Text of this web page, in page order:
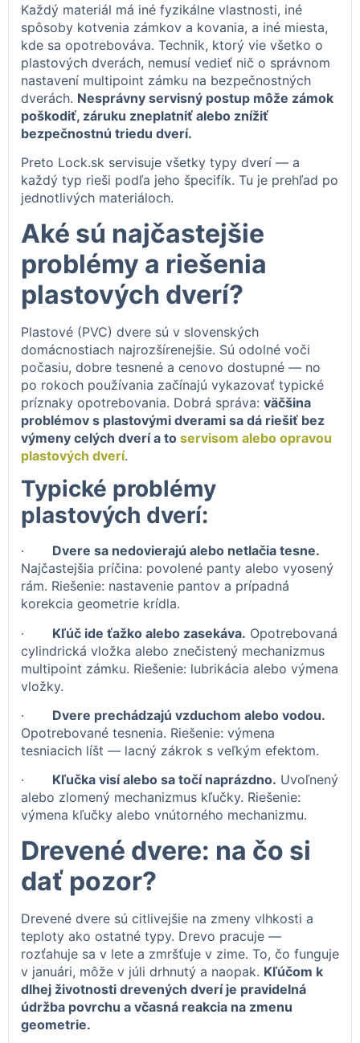
Každý materiál má iné fyzikálne vlastnosti, iné
spôsoby kotvenia zámkov a kovania, a iné miesta,
kde sa opotrebováva. Technik, ktorý vie všetko o
plastových dverách, nemusí vedieť nič o správnom
nastavení multipoint zámku na bezpečnostných
dverách. Nesprávny servisný postup môže zámok
poškodiť, záruku zneplatniť alebo znížiť
bezpečnostnú triedu dverí.
Preto Lock.sk servisuje všetky typy dverí — a
každý typ rieši podľa jeho špecifík. Tu je prehľad po
jednotlivých materiáloch.
Aké sú najčastejšie
problémy a riešenia
plastových dverí?
Plastové (PVC) dvere sú v slovenských
domácnostiach najrozšírenejšie. Sú odolné voči
počasiu, dobre tesnené a cenovo dostupné — no
po rokoch používania začínajú vykazovať typické
príznaky opotrebovania. Dobrá správa: väčšina
problémov s plastovými dverami sa dá riešiť bez
výmeny celých dverí a to servisom alebo opravou
plastových dverí.
Typické problémy
plastových dverí:
· Dvere sa nedovierajú alebo netlačia tesne.
Najčastejšia príčina: povolené panty alebo vyosený
rám. Riešenie: nastavenie pantov a prípadná
korekcia geometrie krídla.
· Kľúč ide ťažko alebo zasekáva. Opotrebovaná
cylindrická vložka alebo znečistený mechanizmus
multipoint zámku. Riešenie: lubrikácia alebo výmena
vložky.
· Dvere prechádzajú vzduchom alebo vodou.
Opotrebované tesnenia. Riešenie: výmena
tesniacich líšt — lacný zákrok s veľkým efektom.
· Kľučka visí alebo sa točí naprázdno. Uvoľnený
alebo zlomený mechanizmus kľučky. Riešenie:
výmena kľučky alebo vnútorného mechanizmu.
Drevené dvere: na čo si
dať pozor?
Drevené dvere sú citlivejšie na zmeny vlhkosti a
teploty ako ostatné typy. Drevo pracuje —
rozťahuje sa v lete a zmršťuje v zime. To, čo funguje
v januári, môže v júli drhnutý a naopak. Kľúčom k
dlhej životnosti drevených dverí je pravidelná
údržba povrchu a včasná reakcia na zmenu
geometrie.